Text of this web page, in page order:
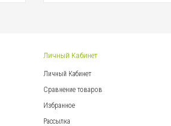
Личный Кабинет
Личный Кабинет
Сравнение товаров
Избранное
Рассылка